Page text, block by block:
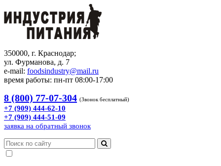
350000, г. Краснодар;
ул. Фурманова, д. 7
e-mail: foodsindustry@mail.ru
время работы: пн-пт 08:00-17:00
8 (800) 77-07-304 (Звонок бесплатный)
+7 (909) 444-62-10
+7 (909) 444-51-09
заявка на обратный звонок